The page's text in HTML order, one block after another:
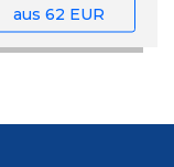
aus 62 EUR